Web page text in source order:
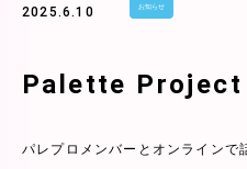
2025.6.10 お知らせ
Palette Project
パレプロメンバーとオンラインで